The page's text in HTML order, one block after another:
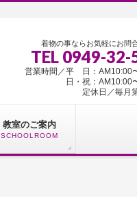
着物の事ならお気軽にお問
TEL 0949-32-
営業時間／平 日：AM10:00
日・祝：AM10:00〜
定休日／毎月
教室のご案内
SCHOOLROOM